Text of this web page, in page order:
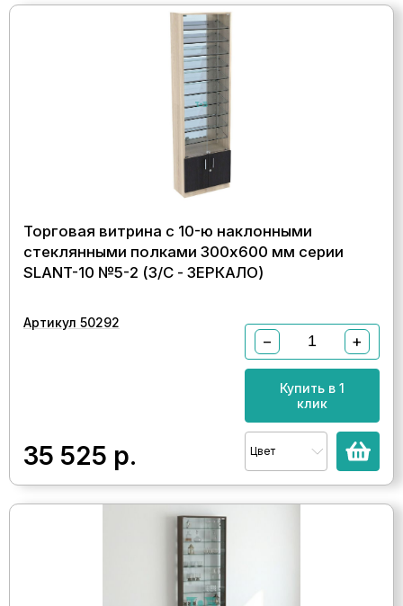
Торговая витрина с 10-ю наклонными
стеклянными полками 300x600 мм серии
SLANT-10 №5-2 (З/C - ЗЕРКАЛО)
Артикул 50292
35 525 р.
− +
Купить в 1
клик
Цвет